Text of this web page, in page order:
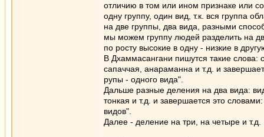
отличию в том или ином признаке или
одну группу, один вид, т.к. вся группа
на две группы, два вида, разными
мы можем группу людей разделить на
по росту высокие в одну - низкие в
В Дхаммасангани пишутся такие слова:
сапаччая, анараманна и т.д. и
рупы - одного вида".
Дальше разные деления на два вида:
тонкая и т.д. и завершается это
видов".
Далее - деление на три, на четыре и т.д.